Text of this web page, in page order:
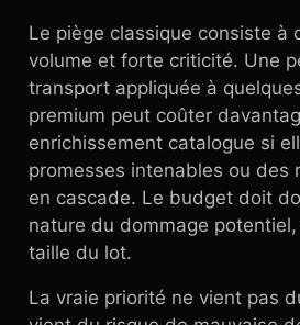
Le piège classique consiste à
volume et forte criticité. Une
transport appliquée à
premium peut coûter
enrichissement catalogue si
promesses intenables ou des
en cascade. Le budget doit
nature du dommage
taille du lot.
La vraie priorité ne vient pas